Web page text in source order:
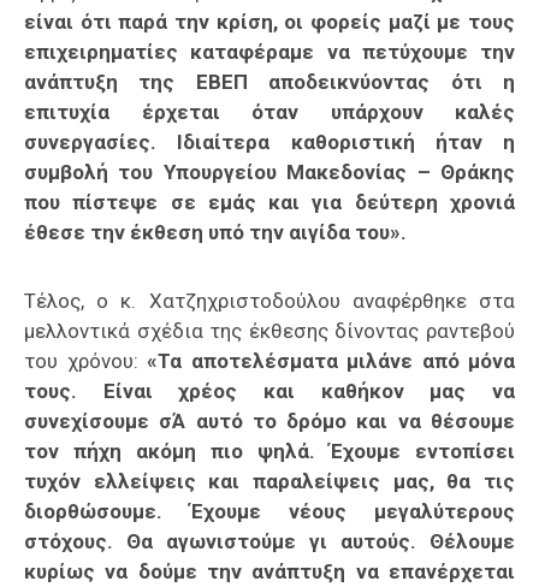
είναι ότι παρά την κρίση, οι φορείς μαζί με τους
επιχειρηματίες καταφέραμε να πετύχουμε την
ανάπτυξη της ΕΒΕΠ αποδεικνύοντας ότι η
επιτυχία έρχεται όταν υπάρχουν καλές
συνεργασίες. Ιδιαίτερα καθοριστική ήταν η
συμβολή του Υπουργείου Μακεδονίας – Θράκης
που πίστεψε σε εμάς και για δεύτερη χρονιά
έθεσε την έκθεση υπό την αιγίδα του».
Τέλος, ο κ. Χατζηχριστοδούλου αναφέρθηκε στα
μελλοντικά σχέδια της έκθεσης δίνοντας ραντεβού
του χρόνου: «Τα αποτελέσματα μιλάνε από μόνα
τους. Είναι χρέος και καθήκον μας να
συνεχίσουμε σΆ αυτό το δρόμο και να θέσουμε
τον πήχη ακόμη πιο ψηλά. Έχουμε εντοπίσει
τυχόν ελλείψεις και παραλείψεις μας, θα τις
διορθώσουμε. Έχουμε νέους μεγαλύτερους
στόχους. Θα αγωνιστούμε γι αυτούς. Θέλουμε
κυρίως να δούμε την ανάπτυξη να επανέρχεται